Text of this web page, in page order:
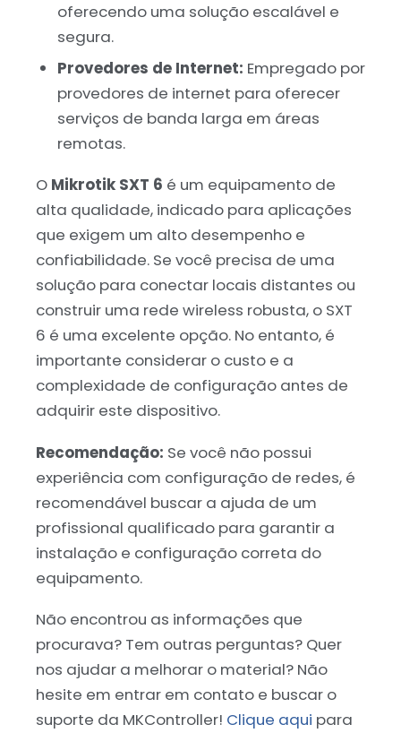
oferecendo uma solução escalável e
segura.
Provedores de Internet: Empregado por
provedores de internet para oferecer
serviços de banda larga em áreas
remotas.
O Mikrotik SXT 6 é um equipamento de
alta qualidade, indicado para aplicações
que exigem um alto desempenho e
confiabilidade. Se você precisa de uma
solução para conectar locais distantes ou
construir uma rede wireless robusta, o SXT
6 é uma excelente opção. No entanto, é
importante considerar o custo e a
complexidade de configuração antes de
adquirir este dispositivo.
Recomendação: Se você não possui
experiência com configuração de redes, é
recomendável buscar a ajuda de um
profissional qualificado para garantir a
instalação e configuração correta do
equipamento.
Não encontrou as informações que
procurava? Tem outras perguntas? Quer
nos ajudar a melhorar o material? Não
hesite em entrar em contato e buscar o
suporte da MKController! Clique aqui para